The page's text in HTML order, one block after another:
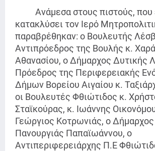
Ανάμεσα στους πιστούς, που
κατακλύσει τον Ιερό
παραβρέθηκαν: ο Βουλευτής
Αντιπρόεδρος της Βουλής κ.
Αθανασίου, ο Δήμαρχος Δυτικής
Πρόεδρος της Περιφερειακής
Δήμων Βορείου Αιγαίου κ.
οι Βουλευτές Φθιώτιδος κ.
Σταϊκούρας, κ. Ιωάννης
Γεώργιος Κοτρωνιάς, ο
Πανουργιάς Παπαϊωάννου, ο
Αντιπεριφερειάρχης Π.Ε